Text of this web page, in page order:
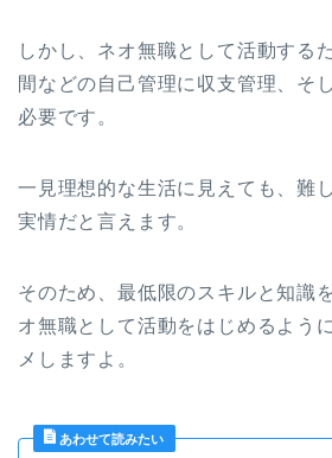
しかし、ネオ無職として活動する
間などの自己管理に収支管理、そ
必要です。
一見理想的な生活に見えても、難
実情だと言えます。
そのため、最低限のスキルと知識
オ無職として活動をはじめるよう
メしますよ。